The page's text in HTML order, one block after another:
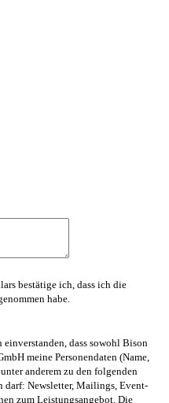
bestätige ich, dass ich die
habe.
dass sowohl Bison
meine Personendaten (Name,
anderem zu den folgenden
darf: Newsletter, Mailings, Event-
zum Leistungsangebot. Die